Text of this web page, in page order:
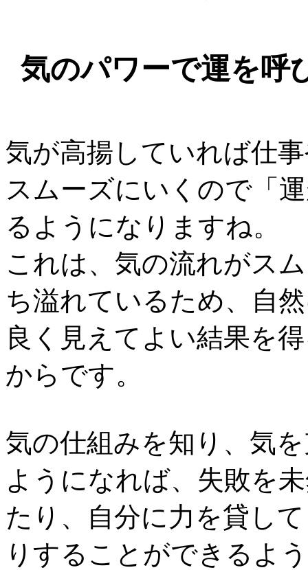
気のパワーで運を呼
気が高揚していれば仕
スムーズにいくので「
るようになりますね。
これは、気の流れがス
ち溢れているため、自
良く見えてよい結果を
からです。
気の仕組みを知り、気
ようになれば、失敗を
たり、自分に力を貸し
りすることができるよ